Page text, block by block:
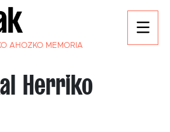
AHOZKO MEMORIA
Herriko